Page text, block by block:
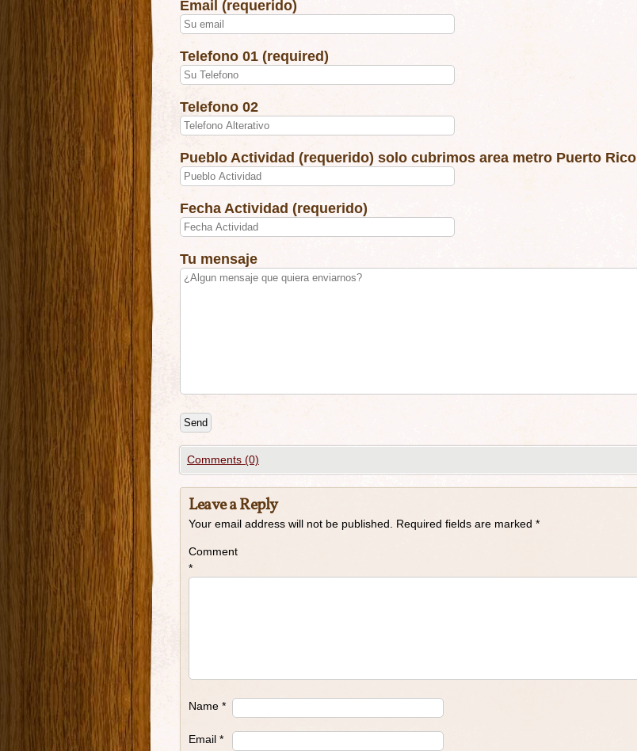
Email (requerido)
Telefono 01 (required)
Telefono 02
Pueblo Actividad (requerido) solo cubrimos area metro Puerto Rico
Fecha Actividad (requerido)
Tu mensaje
Comments (0)
Leave a Reply
Your email address will not be published. Required fields are marked *
Comment
*
Name *
Email *